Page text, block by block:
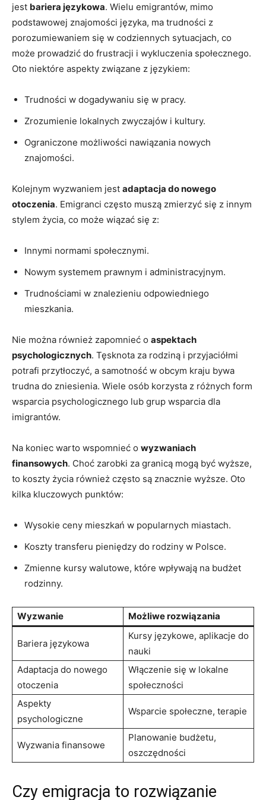
jest bariera językowa. Wielu emigrantów, mimo
podstawowej znajomości języka, ma trudności z
porozumiewaniem się w codziennych sytuacjach, co
może prowadzić do frustracji i wykluczenia społecznego.
Oto niektóre aspekty związane z językiem:
Trudności w dogadywaniu się w pracy.
Zrozumienie lokalnych zwyczajów i kultury.
Ograniczone możliwości nawiązania nowych
znajomości.
Kolejnym wyzwaniem jest adaptacja do nowego
otoczenia. Emigranci często muszą zmierzyć się z innym
stylem życia, co może wiązać się z:
Innymi normami społecznymi.
Nowym systemem prawnym i administracyjnym.
Trudnościami w znalezieniu odpowiedniego
mieszkania.
Nie można również zapomnieć o aspektach
psychologicznych. Tęsknota za rodziną i przyjaciółmi
potrafi przytłoczyć, a samotność w obcym kraju bywa
trudna do zniesienia. Wiele osób korzysta z różnych form
wsparcia psychologicznego lub grup wsparcia dla
imigrantów.
Na koniec warto wspomnieć o wyzwaniach
finansowych. Choć zarobki za granicą mogą być wyższe,
to koszty życia również często są znacznie wyższe. Oto
kilka kluczowych punktów:
Wysokie ceny mieszkań w popularnych miastach.
Koszty transferu pieniędzy do rodziny w Polsce.
Zmienne kursy walutowe, które wpływają na budżet
rodzinny.
Wyzwanie Możliwe rozwiązania
Bariera językowa
Kursy językowe, aplikacje do
nauki
Adaptacja do nowego
otoczenia
Włączenie się w lokalne
społeczności
Aspekty
psychologiczne
Wsparcie społeczne, terapie
Wyzwania finansowe
Planowanie budżetu,
oszczędności
Czy emigracja to rozwiązanie